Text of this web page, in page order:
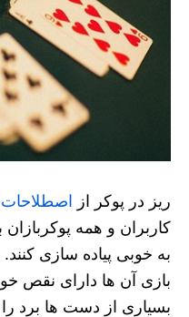
ریز در پوکر از اصطلاحات
کاربران و همه پوکربازان
به خوبی پیاده سازی
بازی آن ها دارای نقص
بسیاری از دست ها برد